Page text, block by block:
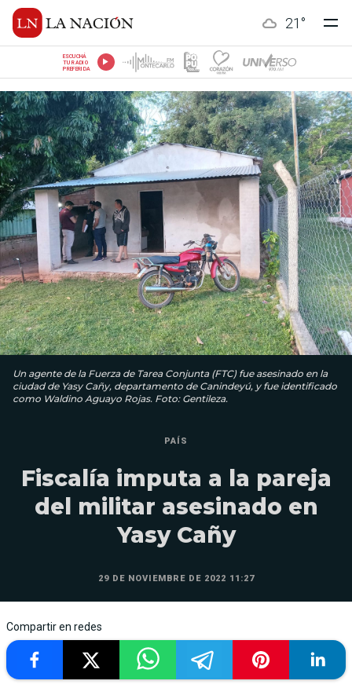
21 °
ESCUCHÁ
TU RADIO
PREFERIDA
Un agente de la Fuerza de Tarea Conjunta (FTC) fue asesinado en la
ciudad de Yasy Cañy, departamento de Canindeyú, y fue identificado
como Waldino Aguayo Rojas. Foto: Gentileza.
PAÍS
Fiscalía imputa a la pareja
del militar asesinado en
Yasy Cañy
29 DE NOVIEMBRE DE 2022 11:27
Compartir en redes